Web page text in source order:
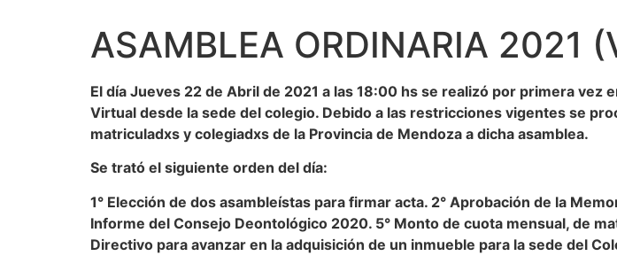
ASAMBLEA ORDINARIA 2021
El día Jueves 22 de Abril de 2021 a las 18:00 hs se realizó por primera
Virtual desde la sede del colegio. Debido a las restricciones vigentes se
matriculadxs y colegiadxs de la Provincia de Mendoza a dicha asamblea.
Se trató el siguiente orden del día:
1° Elección de dos asambleístas para firmar acta. 2° Aprobación de la
Informe del Consejo Deontológico 2020. 5° Monto de cuota mensual, de
Directivo para avanzar en la adquisición de un inmueble para la sede del